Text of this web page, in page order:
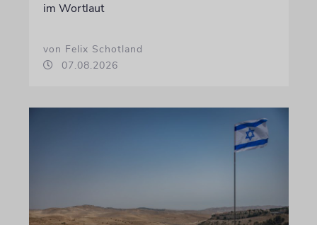
im Wortlaut
von Felix Schotland
07.08.2026